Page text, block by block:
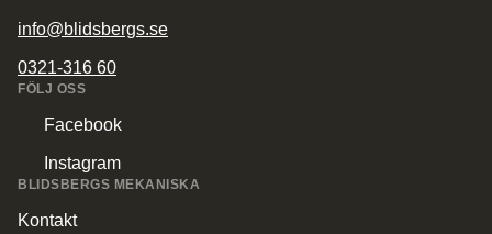
info@blidsbergs.se
0321-316 60
FÖLJ OSS
Facebook
Instagram
BLIDSBERGS MEKANISKA
Kontakt